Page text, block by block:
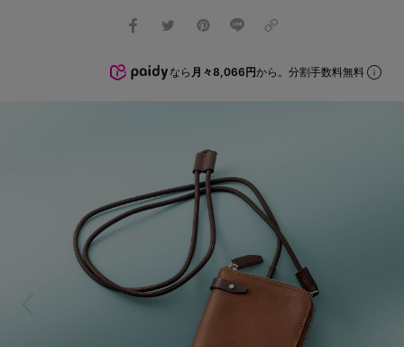
なら 月々8,066円から。分割手数料無料